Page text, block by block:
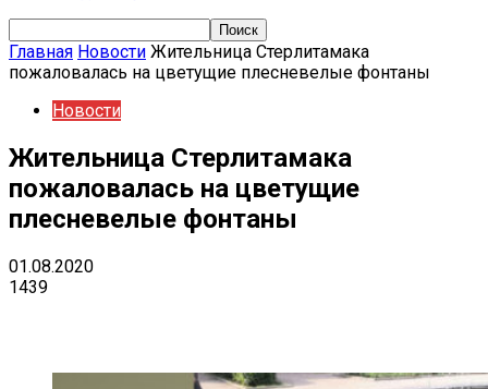
Главная Новости Жительница Стерлитамака
пожаловалась на цветущие плесневелые фонтаны
Новости
Жительница Стерлитамака
пожаловалась на цветущие
плесневелые фонтаны
01.08.2020
1439